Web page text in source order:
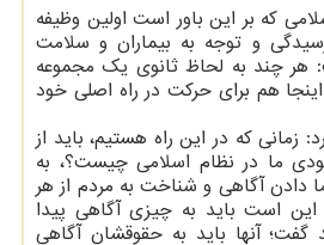
که بر این باور است اولین وظیفه
و توجه به بیماران و سلامت
هر چند به لحاظ ثانوی یک مجموعه
هم برای حرکت در راه اصلی خود
زمانی که در این راه هستیم، باید از
ما در نظام اسلامی چیست؟، به
دادن آگاهی و شناخت به مردم از هر
است باید به چیزی آگاهی پیدا
گفت؛ آنها باید به حقوقشان آگاهی